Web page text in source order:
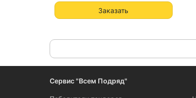
Заказать
Сервис "Всем Подряд"